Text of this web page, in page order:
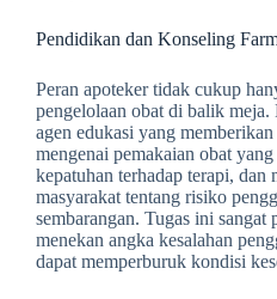
Pendidikan dan Konseling
Peran apoteker tidak cukup
pengelolaan obat di balik meja.
agen edukasi yang memberikan
mengenai pemakaian obat
kepatuhan terhadap terapi, dan
masyarakat tentang risiko
sembarangan. Tugas ini sangat
menekan angka kesalahan
dapat memperburuk kondisi